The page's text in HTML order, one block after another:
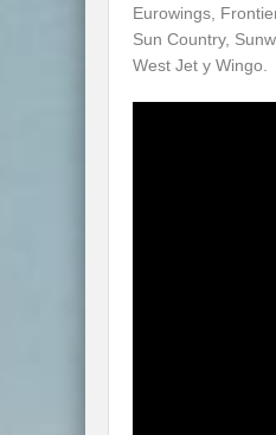
Eurowings,
Sun Country,
West Jet y Wingo.